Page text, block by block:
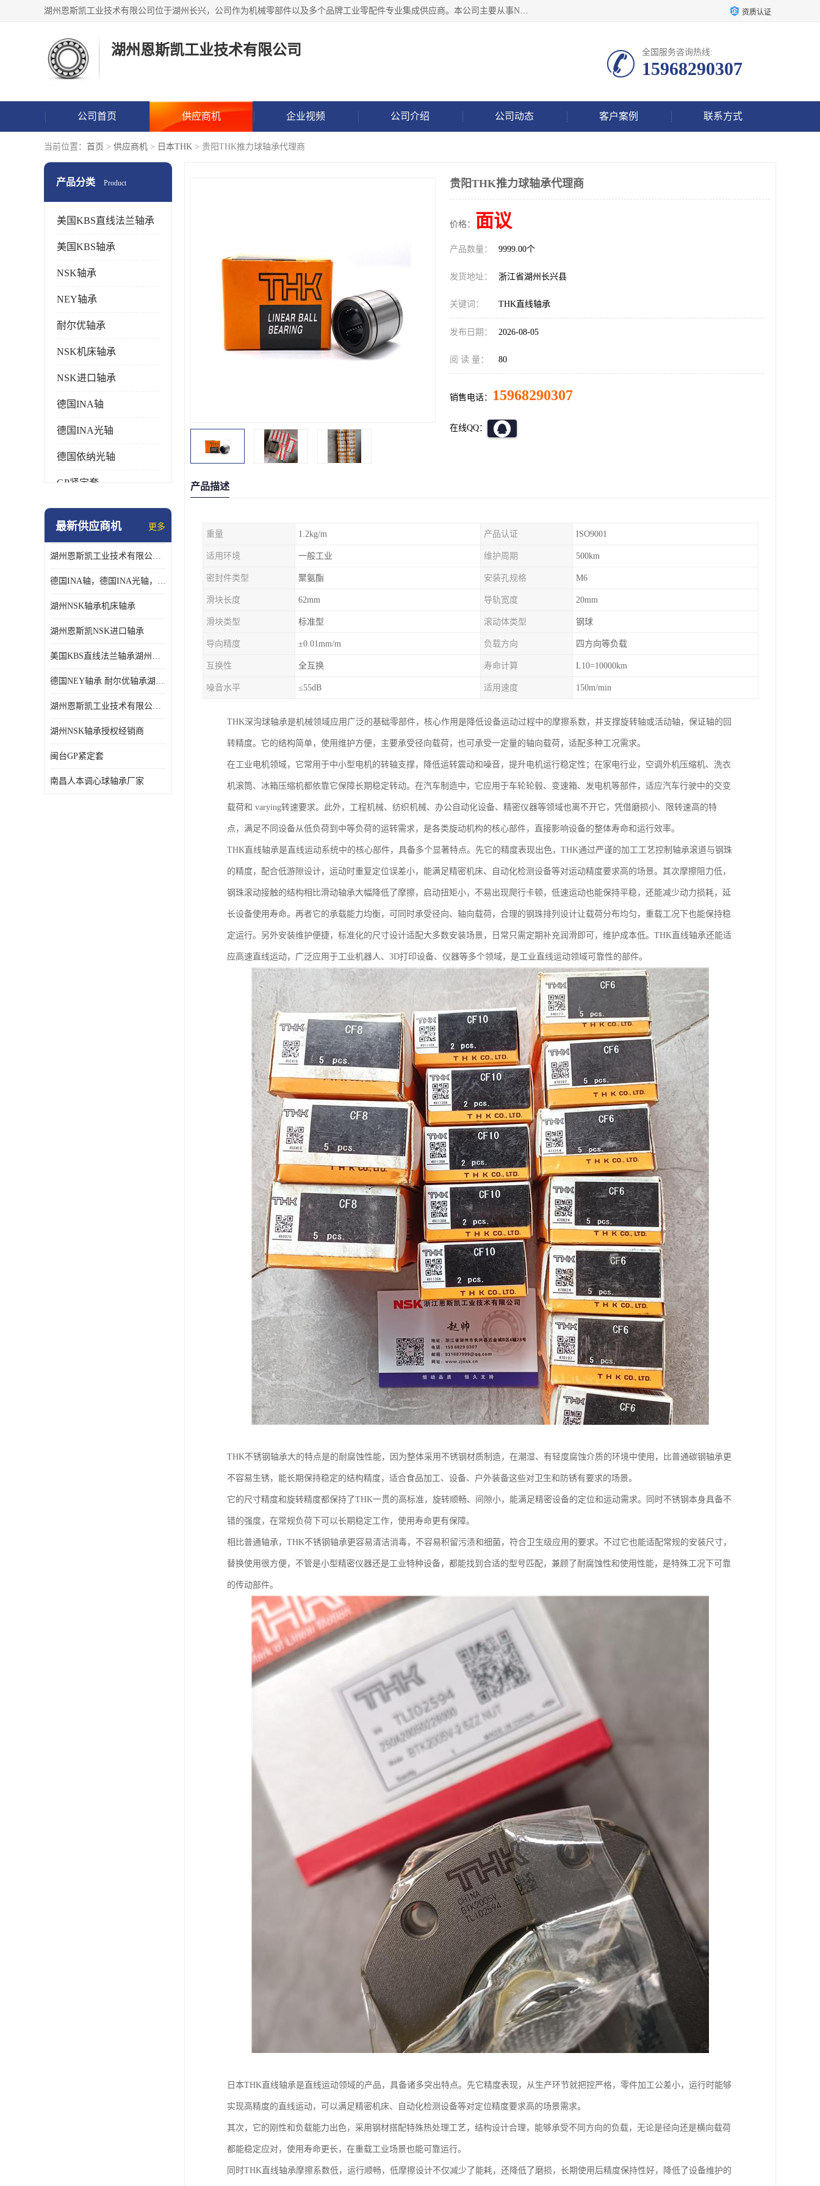
湖州恩斯凯工业技术有限公司位于湖州长兴，公司作为机械零部件以及多个品牌工业零配件专业集成供应商。本公司主要从事NSK进口轴承、SKF进口轴承、FAG进口轴承、NTN进口轴承、国产轴承：ZWZ、HRB、C&U轴承外球面轴承、导轨、丝杠、滑块、 润滑油、工业皮带及其他工业零部件的销售. 资质认证
湖州恩斯凯工业技术有限公司 全国服务咨询热线:
15968290307
公司首页 供应商机 企业视频 公司介绍 公司动态 客户案例 联系方式
当前位置： 首页 > 供应商机 > 日本THK > 贵阳THK推力球轴承代理商
产品分类 Product
美国KBS直线法兰轴承
美国KBS轴承
NSK轴承
NEY轴承
耐尔优轴承
NSK机床轴承
NSK进口轴承
德国INA轴
德国INA光轴
德国依纳光轴
GP紧定套
SKF轴承
日本NSK进口轴承
德国INA进口轴承
最新供应商机 更多
湖州恩斯凯工业技术有限公司 湖州NSK轴承
德国INA轴，德国INA光轴，德国依纳光轴
湖州NSK轴承机床轴承
湖州恩斯凯NSK进口轴承
美国KBS直线法兰轴承湖州KBS轴承
德国NEY轴承 耐尔优轴承湖州代理商
湖州恩斯凯工业技术有限公司NSK轴承*经销商
湖州NSK轴承授权经销商
闽台GP紧定套
南昌人本调心球轴承厂家
贵阳THK推力球轴承代理商
价格： 面议
产品数量： 9999.00个
发货地址： 浙江省湖州长兴县
关键词： THK直线轴承
发布日期： 2026-08-05
阅 读 量： 80
销售电话： 15968290307
在线QQ：
产品描述
重量 1.2kg/m 产品认证 ISO9001
适用环境 一般工业 维护周期 500km
密封件类型 聚氨酯 安装孔规格 M6
滑块长度 62mm 导轨宽度 20mm
滑块类型 标准型 滚动体类型 钢球
导向精度 ±0.01mm/m 负载方向 四方向等负载
互换性 全互换 寿命计算 L10=10000km
噪音水平 ≤55dB 适用速度 150m/min
THK深沟球轴承是机械领域应用广泛的基础零部件，核心作用是降低设备运动过程中的摩擦系数，并支撑旋转轴或活动轴，保证轴的回
转精度。它的结构简单，使用维护方便，主要承受径向载荷，也可承受一定量的轴向载荷，适配多种工况需求。
在工业电机领域，它常用于中小型电机的转轴支撑，降低运转震动和噪音，提升电机运行稳定性；在家电行业，空调外机压缩机、洗衣
机滚筒、冰箱压缩机都依靠它保障长期稳定转动。在汽车制造中，它应用于车轮轮毂、变速箱、发电机等部件，适应汽车行驶中的交变
载荷和 varying转速要求。此外，工程机械、纺织机械、办公自动化设备、精密仪器等领域也离不开它，凭借磨损小、限转速高的特
点，满足不同设备从低负荷到中等负荷的运转需求，是各类旋动机构的核心部件，直接影响设备的整体寿命和运行效率。
THK直线轴承是直线运动系统中的核心部件，具备多个显著特点。先它的精度表现出色，THK通过严谨的加工工艺控制轴承滚道与钢珠
的精度，配合低游隙设计，运动时重复定位误差小，能满足精密机床、自动化检测设备等对运动精度要求高的场景。其次摩擦阻力低，
钢珠滚动接触的结构相比滑动轴承大幅降低了摩擦，启动扭矩小，不易出现爬行卡顿，低速运动也能保持平稳，还能减少动力损耗，延
长设备使用寿命。再者它的承载能力均衡，可同时承受径向、轴向载荷，合理的钢珠排列设计让载荷分布均匀，重载工况下也能保持稳
定运行。另外安装维护便捷，标准化的尺寸设计适配大多数安装场景，日常只需定期补充润滑即可，维护成本低。THK直线轴承还能适
应高速直线运动，广泛应用于工业机器人、3D打印设备、仪器等多个领域，是工业直线运动领域可靠性的部件。
THK不锈钢轴承大的特点是的耐腐蚀性能，因为整体采用不锈钢材质制造，在潮湿、有轻度腐蚀介质的环境中使用，比普通碳钢轴承更
不容易生锈，能长期保持稳定的结构精度，适合食品加工、设备、户外装备这些对卫生和防锈有要求的场景。
它的尺寸精度和旋转精度都保持了THK一贯的高标准，旋转顺畅、间隙小，能满足精密设备的定位和运动需求。同时不锈钢本身具备不
错的强度，在常规负荷下可以长期稳定工作，使用寿命更有保障。
相比普通轴承，THK不锈钢轴承更容易清洁消毒，不容易积留污渍和细菌，符合卫生级应用的要求。不过它也能适配常规的安装尺寸，
替换使用很方便，不管是小型精密仪器还是工业特种设备，都能找到合适的型号匹配，兼顾了耐腐蚀性和使用性能，是特殊工况下可靠
的传动部件。
日本THK直线轴承是直线运动领域的产品，具备诸多突出特点。先它精度表现，从生产环节就把控严格，零件加工公差小，运行时能够
实现高精度的直线运动，可以满足精密机床、自动化检测设备等对定位精度要求高的场景需求。
其次，它的刚性和负载能力出色，采用钢材搭配特殊热处理工艺，结构设计合理，能够承受不同方向的负载，无论是径向还是横向载荷
都能稳定应对，使用寿命更长，在重载工业场景也能可靠运行。
同时THK直线轴承摩擦系数低，运行顺畅，低摩擦设计不仅减少了能耗，还降低了磨损，长期使用后精度保持性好，降低了设备维护的